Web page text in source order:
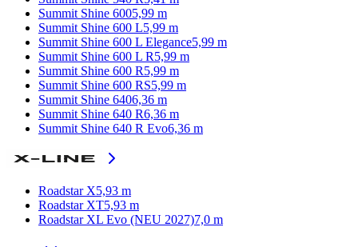
Summit Shine 6005,99 m
Summit Shine 600 L5,99 m
Summit Shine 600 L Elegance5,99 m
Summit Shine 600 L R5,99 m
Summit Shine 600 R5,99 m
Summit Shine 600 RS5,99 m
Summit Shine 6406,36 m
Summit Shine 640 R6,36 m
Summit Shine 640 R Evo6,36 m
Roadstar X5,93 m
Roadstar XT5,93 m
Roadstar XL Evo (NEU 2027)7,0 m